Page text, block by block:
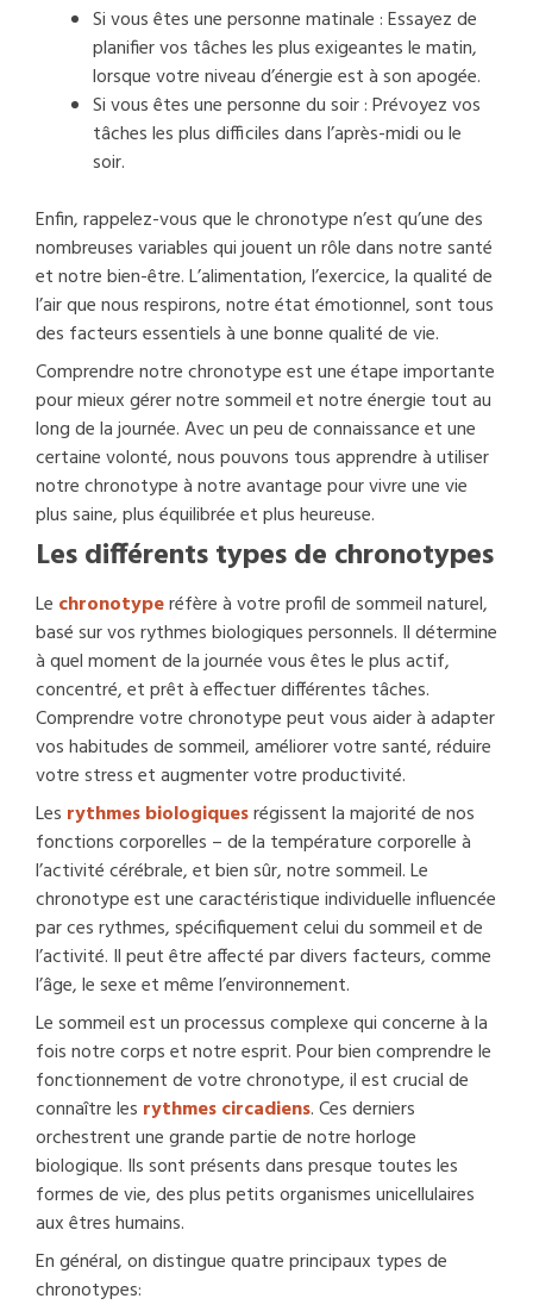
Si vous êtes une personne matinale : Essayez de
planifier vos tâches les plus exigeantes le matin,
lorsque votre niveau d’énergie est à son apogée.
Si vous êtes une personne du soir : Prévoyez vos
tâches les plus difficiles dans l’après-midi ou le
soir.
Enfin, rappelez-vous que le chronotype n’est qu’une des
nombreuses variables qui jouent un rôle dans notre santé
et notre bien-être. L’alimentation, l’exercice, la qualité de
l’air que nous respirons, notre état émotionnel, sont tous
des facteurs essentiels à une bonne qualité de vie.
Comprendre notre chronotype est une étape importante
pour mieux gérer notre sommeil et notre énergie tout au
long de la journée. Avec un peu de connaissance et une
certaine volonté, nous pouvons tous apprendre à utiliser
notre chronotype à notre avantage pour vivre une vie
plus saine, plus équilibrée et plus heureuse.
Les différents types de chronotypes
Le chronotyperéfère à votre profil de sommeil naturel,
basé sur vos rythmes biologiques personnels. Il détermine
à quel moment de la journée vous êtes le plus actif,
concentré, et prêt à effectuer différentes tâches.
Comprendre votre chronotype peut vous aider à adapter
vos habitudes de sommeil, améliorer votre santé, réduire
votre stress et augmenter votre productivité.
Les rythmes biologiquesrégissent la majorité de nos
fonctions corporelles – de la température corporelle à
l’activité cérébrale, et bien sûr, notre sommeil. Le
chronotype est une caractéristique individuelle influencée
par ces rythmes, spécifiquement celui du sommeil et de
l’activité. Il peut être affecté par divers facteurs, comme
l’âge, le sexe et même l’environnement.
Le sommeil est un processus complexe qui concerne à la
fois notre corps et notre esprit. Pour bien comprendre le
fonctionnement de votre chronotype, il est crucial de
connaître les rythmes circadiens. Ces derniers
orchestrent une grande partie de notre horloge
biologique. Ils sont présents dans presque toutes les
formes de vie, des plus petits organismes unicellulaires
aux êtres humains.
En général, on distingue quatre principaux types de
chronotypes: